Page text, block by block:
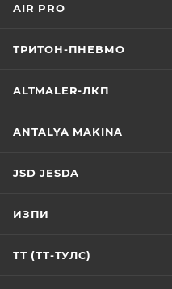
AIR PRO
ТРИТОН-ПНЕВМО
ALTMALER-ЛКП
ANTALYA MAKINA
JSD JESDA
ИЗПИ
ТТ (ТТ-ТУЛС)